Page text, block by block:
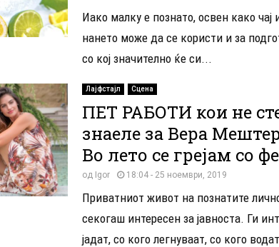
Иако малку е познато, освен како чај
нането може да се користи и за
со кој значително ќе си...
Лајфстајл Сцена
ПЕТ РАБОТИ кои не
знаеле за Вера
Во лето се грејам со
од Igor 18:04 - 25 ноември, 2019
Приватниот живот на познатите
секогаш интересен за јавноста. Ги
јадат, со кого легнуваат, со кого